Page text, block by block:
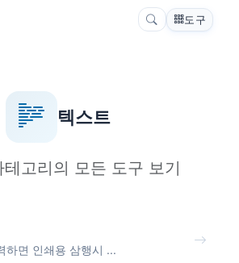
도구
텍스트
테고리의 모든 도구 보기
하면 인쇄용 삼행시 ...